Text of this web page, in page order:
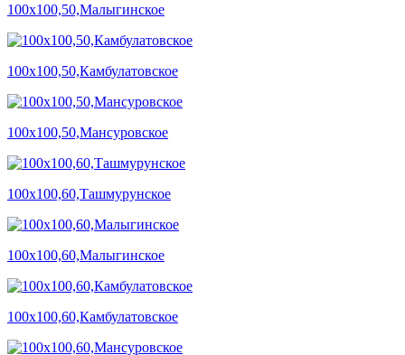
100х100,50,Малыгинское
100х100,50,Камбулатовское
100х100,50,Мансуровское
100х100,60,Ташмурунское
100х100,60,Малыгинское
100х100,60,Камбулатовское